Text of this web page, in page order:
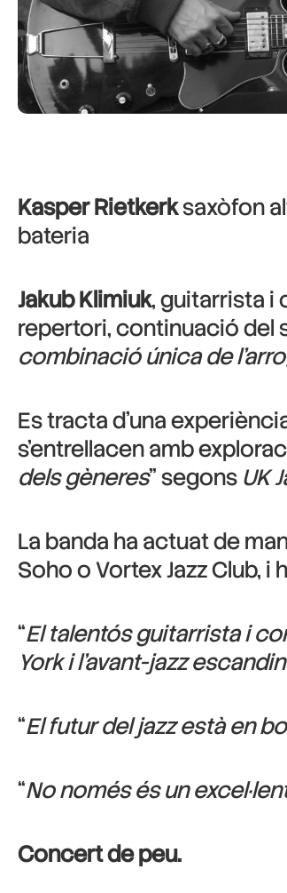
Kasper Rietkerksaxòfon
bateria
Jakub Klimiuk, guitarrista i
repertori, continuació del
combinació única de
Es tracta d’una
s’entrellacen amb
dels gèneres” segons UK
La banda ha actuat de
Soho o Vortex Jazz Club,
“El talentós guitarrista i
York i l’avant-jazz
“El futur del jazz està en
“No només és un
Concert de peu.